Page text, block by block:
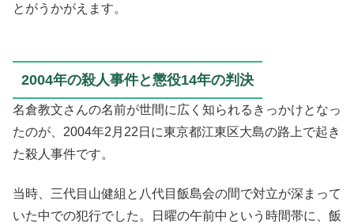
とがうかがえます。
2004年の殺人事件と懲役14年の判決
名倉教文さんの名前が世間に広く知られるきっかけとなっ
たのが、2004年2月22日に東京都江東区大島の路上で起き
た殺人事件です。
当時、三代目山健組と八代目飯島会の間で対立が深まって
いた中での犯行でした。日曜の午前中という時間帯に、飯